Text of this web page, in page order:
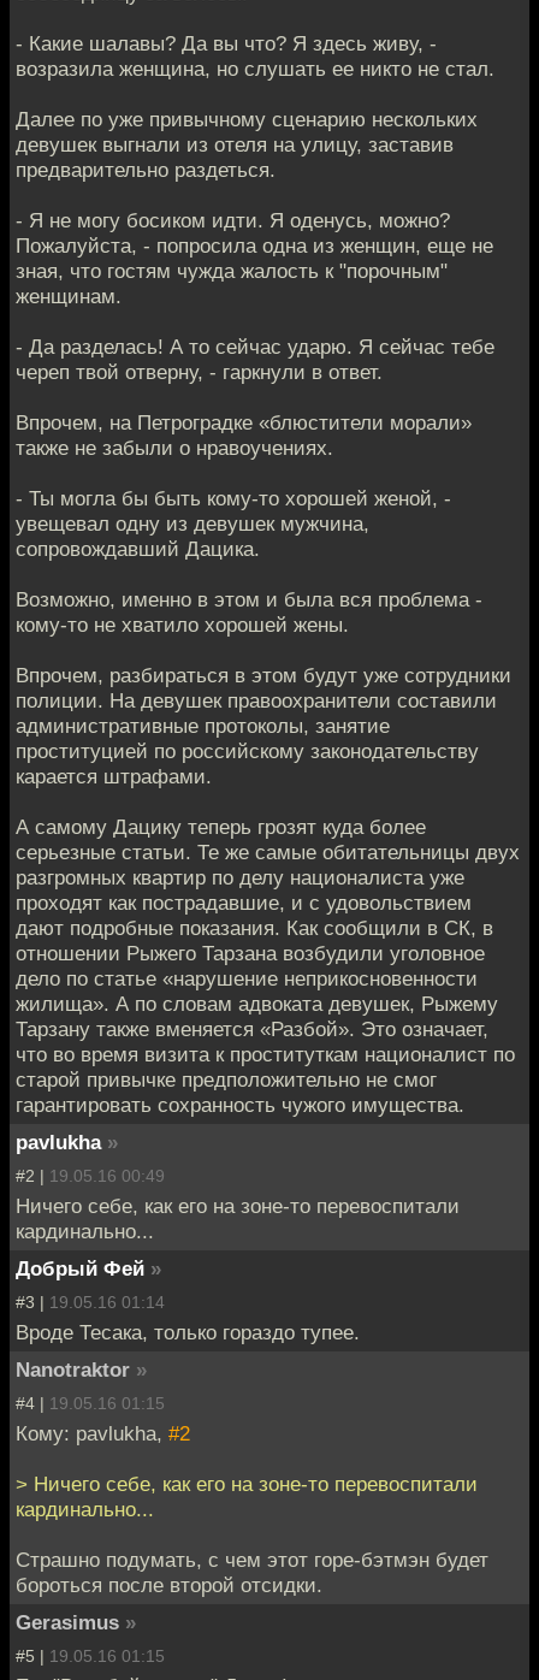
- Какие шалавы? Да вы что? Я здесь живу, -
возразила женщина, но слушать ее никто не стал.
Далее по уже привычному сценарию нескольких
девушек выгнали из отеля на улицу, заставив
предварительно раздеться.
- Я не могу босиком идти. Я оденусь, можно?
Пожалуйста, - попросила одна из женщин, еще не
зная, что гостям чужда жалость к "порочным"
женщинам.
- Да разделась! А то сейчас ударю. Я сейчас тебе
череп твой отверну, - гаркнули в ответ.
Впрочем, на Петроградке «блюстители морали»
также не забыли о нравоучениях.
- Ты могла бы быть кому-то хорошей женой, -
увещевал одну из девушек мужчина,
сопровождавший Дацика.
Возможно, именно в этом и была вся проблема -
кому-то не хватило хорошей жены.
Впрочем, разбираться в этом будут уже сотрудники
полиции. На девушек правоохранители составили
административные протоколы, занятие
проституцией по российскому законодательству
карается штрафами.
А самому Дацику теперь грозят куда более
серьезные статьи. Те же самые обитательницы двух
разгромных квартир по делу националиста уже
проходят как пострадавшие, и с удовольствием
дают подробные показания. Как сообщили в СК, в
отношении Рыжего Тарзана возбудили уголовное
дело по статье «нарушение неприкосновенности
жилища». А по словам адвоката девушек, Рыжему
Тарзану также вменяется «Разбой». Это означает,
что во время визита к проституткам националист по
старой привычке предположительно не смог
гарантировать сохранность чужого имущества.
pavlukha »
#2 | 19.05.16 00:49
Ничего себе, как его на зоне-то перевоспитали
кардинально...
Добрый Фей »
#3 | 19.05.16 01:14
Вроде Тесака, только гораздо тупее.
Nanotraktor »
#4 | 19.05.16 01:15
Кому: pavlukha, #2
> Ничего себе, как его на зоне-то перевоспитали
кардинально...
Страшно подумать, с чем этот горе-бэтмэн будет
бороться после второй отсидки.
Gerasimus »
#5 | 19.05.16 01:15